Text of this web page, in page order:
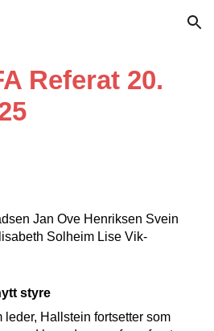
Skip to navigation
Referat 20.
Jan Ove Henriksen Svein
Solheim Lise Vik-
styre
leder, Hallstein fortsetter som